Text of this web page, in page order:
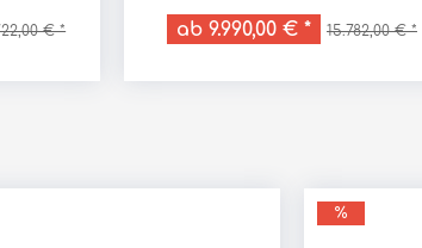
€ * ab 9.990,00 € * 15.782,00 € *